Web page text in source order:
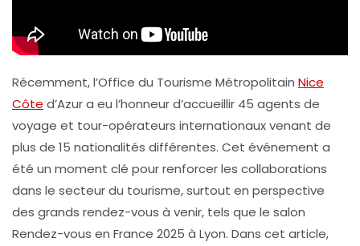
Récemment, l’Office du Tourisme Métropolitain Nice
Côte d’Azur a eu l’honneur d’accueillir 45 agents de
voyage et tour-opérateurs internationaux venant de
plus de 15 nationalités différentes. Cet événement a
été un moment clé pour renforcer les collaborations
dans le secteur du tourisme, surtout en perspective
des grands rendez-vous à venir, tels que le salon
Rendez-vous en France 2025 à Lyon. Dans cet article,